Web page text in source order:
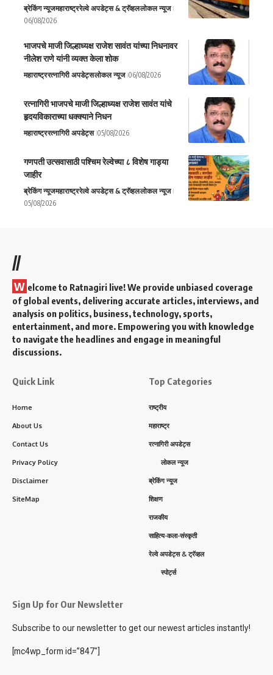
ब्रेकिंग न्यूजमहाराष्ट्ररेल्वे अपडेट्स & ट्रॅव्हललोकल न्यूज
06/08/2026
भाजपचे माजी जिल्हाध्यक्ष राजेश सावंत यांच्या निधनावर
नीलेश राणे यांनी व्यक्त केला शोक
महाराष्ट्ररत्नागिरी अपडेट्सलोकल न्यूज 06/08/2026
रत्नागिरी भाजपचे माजी जिल्हाध्यक्ष राजेश सावंत यांचे
हृदयविकाराच्या धक्क्याने निधन
महाराष्ट्ररत्नागिरी अपडेट्स 05/08/2026
गणपती उत्सवासाठी पश्चिम रेल्वेच्या ८ विशेष गाड्या
जाहीर
ब्रेकिंग न्यूजमहाराष्ट्ररेल्वे अपडेट्स & ट्रॅव्हललोकल न्यूज
05/08/2026
//
W elcome to Ratnagiri live! We provide unbiased coverage
of global events, delivering accurate articles, interviews, and
analysis on politics, business, technology, sports,
entertainment, and more. Empowering you with knowledge
to navigate the headlines and engage in meaningful
discussions.
Quick Link
Home
About Us
Contact Us
Privacy Policy
Disclaimer
SiteMap
Top Categories
राष्ट्रीय
महाराष्ट्र
रत्नागिरी अपडेट्स
लोकल न्यूज
ब्रेकिंग न्यूज
शिक्षण
राजकीय
साहित्य-कला-संस्कृती
रेल्वे अपडेट्स & ट्रॅव्हल
स्पोर्ट्स
Sign Up for Our Newsletter
Subscribe to our newsletter to get our newest articles instantly!
[mc4wp_form id=”847″]